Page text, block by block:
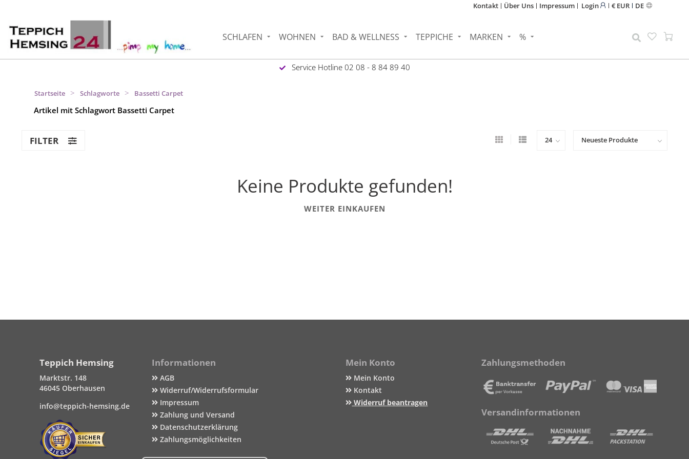
Kontakt Über Uns Impressum Login € EUR DE
SCHLAFEN WOHNEN BAD & WELLNESS TEPPICHE MARKEN %
Service Hotline 02 08 - 8 84 89 40
Startseite > Schlagworte > Bassetti Carpet
Artikel mit Schlagwort Bassetti Carpet
FILTER
Keine Produkte gefunden!
WEITER EINKAUFEN
Teppich Hemsing
Marktstr. 148
46045 Oberhausen
info@teppich-hemsing.de
Informationen
AGB
Widerruf/Widerrufsformular
Impressum
Zahlung und Versand
Datenschutzerklärung
Zahlungsmöglichkeiten
Mein Konto
Mein Konto
Kontakt
Widerruf beantragen
Zahlungsmethoden
Versandinformationen